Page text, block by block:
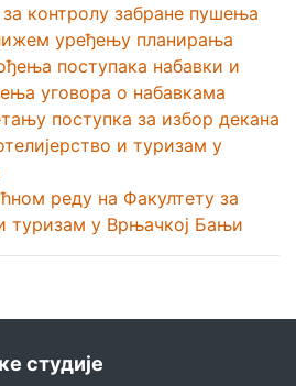
контролу забране пушења
уређењу планирања
поступака набавки и
уговора о набавкама
поступка за избор декана
и туризам у
реду на Факултету за
туризам у Врњачкој Бањи
студије